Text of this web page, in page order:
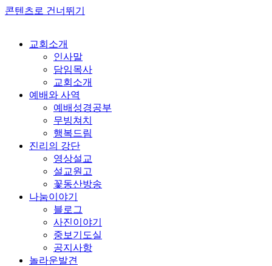
콘텐츠로 건너뛰기
교회소개
인사말
담임목사
교회소개
예배와 사역
예배성경공부
무빙쳐치
행복드림
진리의 강단
영상설교
설교원고
꽃동산방송
나눔이야기
블로그
사진이야기
중보기도실
공지사항
놀라운발견